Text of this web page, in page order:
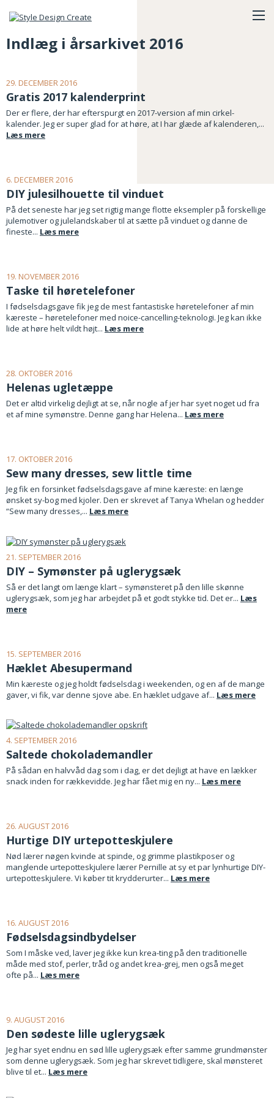
Indlæg i årsarkivet 2016
29. DECEMBER 2016
Gratis 2017 kalenderprint
Der er flere, der har efterspurgt en 2017-version af min cirkel-
kalender. Jeg er super glad for at høre, at I har glæde af kalenderen,...
Læs mere
6. DECEMBER 2016
DIY julesilhouette til vinduet
På det seneste har jeg set rigtig mange flotte eksempler på forskellige
julemotiver og julelandskaber til at sætte på vinduet og danne de
fineste... Læs mere
19. NOVEMBER 2016
Taske til høretelefoner
I fødselsdagsgave fik jeg de mest fantastiske høretelefoner af min
kæreste – høretelefoner med noice-cancelling-teknologi. Jeg kan ikke
lide at høre helt vildt højt... Læs mere
28. OKTOBER 2016
Helenas ugletæppe
Det er altid virkelig dejligt at se, når nogle af jer har syet noget ud fra
et af mine symønstre. Denne gang har Helena... Læs mere
17. OKTOBER 2016
Sew many dresses, sew little time
Jeg fik en forsinket fødselsdagsgave af mine kæreste: en længe
ønsket sy-bog med kjoler. Den er skrevet af Tanya Whelan og hedder
“Sew many dresses,... Læs mere
21. SEPTEMBER 2016
DIY – Symønster på uglerygsæk
Så er det langt om længe klart – symønsteret på den lille skønne
uglerygsæk, som jeg har arbejdet på et godt stykke tid. Det er... Læs
mere
15. SEPTEMBER 2016
Hæklet Abesupermand
Min kæreste og jeg holdt fødselsdag i weekenden, og en af de mange
gaver, vi fik, var denne sjove abe. En hæklet udgave af... Læs mere
4. SEPTEMBER 2016
Saltede chokolademandler
På sådan en halvvåd dag som i dag, er det dejligt at have en lækker
snack inden for rækkevidde. Jeg har fået mig en ny... Læs mere
26. AUGUST 2016
Hurtige DIY urtepotteskjulere
Nød lærer nøgen kvinde at spinde, og grimme plastikposer og
manglende urtepotteskjulere lærer Pernille at sy et par lynhurtige DIY-
urtepotteskjulere. Vi køber tit krydderurter... Læs mere
16. AUGUST 2016
Fødselsdagsindbydelser
Som I måske ved, laver jeg ikke kun krea-ting på den traditionelle
måde med stof, perler, tråd og andet krea-grej, men også meget
ofte på... Læs mere
9. AUGUST 2016
Den sødeste lille uglerygsæk
Jeg har syet endnu en sød lille uglerygsæk efter samme grundmønster
som denne uglerygsæk. Som jeg har skrevet tidligere, skal mønsteret
blive til et... Læs mere